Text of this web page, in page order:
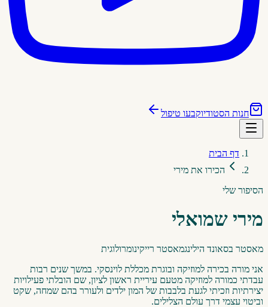
חנות הסטודיוקבעו טיפול
דף הבית
הכירו את מירי
הסיפור שלי
מירי שמואלי
מאסטר בסאונד הילינגמאסטר רייקינומרולוגית
אני מורה בכירה למוזיקה ובוגרת מכללת לוינסקי. במשך שנים רבות
עבדתי כמורה למוזיקה מטעם עיריית ראשון לציון, שם הובלתי פעילויות
יצירתיות וזכיתי לגעת בלבבות של המון ילדים ולעורר בהם שמחה, שקט
וביטוי עצמי דרך עולם הצלילים.